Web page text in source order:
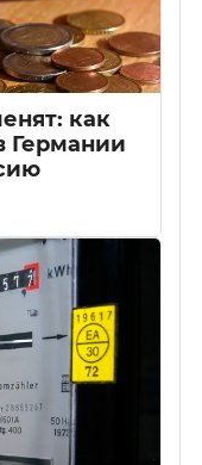
как
Германии